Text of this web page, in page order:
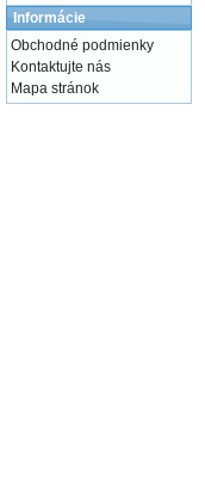
Informácie
Obchodné podmienky
Kontaktujte nás
Mapa stránok